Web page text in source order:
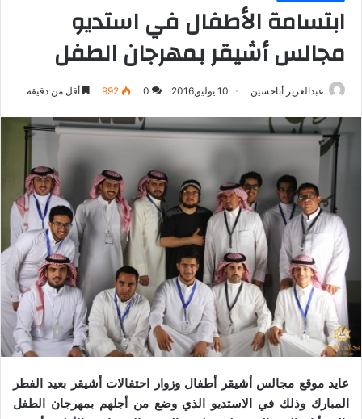
ابتسامة الأطفال في استديو
مجالس أشيقر بمهرجان الطفل
عبدالعزيز أباحسين 10 يوليو,2016 0
992 أقل من دقيقة
عايد موقع مجالس أشيقر أطفال وزوار احتفالات أشيقر بعيد الفطر
المبارك وذلك في الاستديو الذي وضع من أجلهم بمهرجان الطفل